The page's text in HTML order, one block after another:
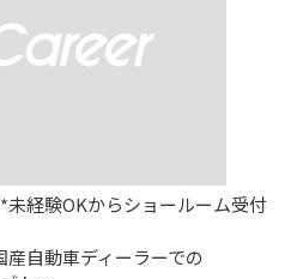
経験OKからショールーム受付
自動車ディーラーでの